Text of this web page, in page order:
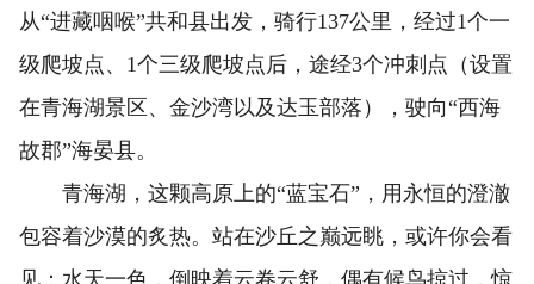
从“进藏咽喉”共和县出发，骑行137公里，经过1个一
级爬坡点、1个三级爬坡点后，途经3个冲刺点（设置
在青海湖景区、金沙湾以及达玉部落），驶向“西海
故郡”海晏县。
青海湖，这颗高原上的“蓝宝石”，用永恒的澄澈
包容着沙漠的炙热。站在沙丘之巅远眺，或许你会看
见：水天一色，倒映着云卷云舒，偶有候鸟掠过，惊